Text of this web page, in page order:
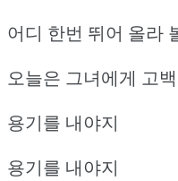
어디 한번 뛰어 올라
오늘은 그녀에게 고
용기를 내야지
용기를 내야지